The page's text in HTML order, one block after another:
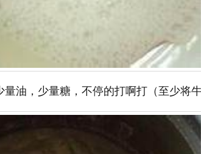
油，少量糖，不停的打啊打（至少将